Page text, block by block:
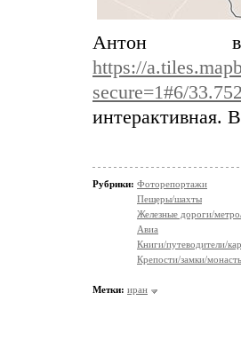
Антон
https://
secure=1#6/
интерактивная.
Рубрики: Фоторепортажи
Пещеры/шахты
Железные дороги/
Авиа
Книги/путеводители/
Крепости/замки/
Метки: иран